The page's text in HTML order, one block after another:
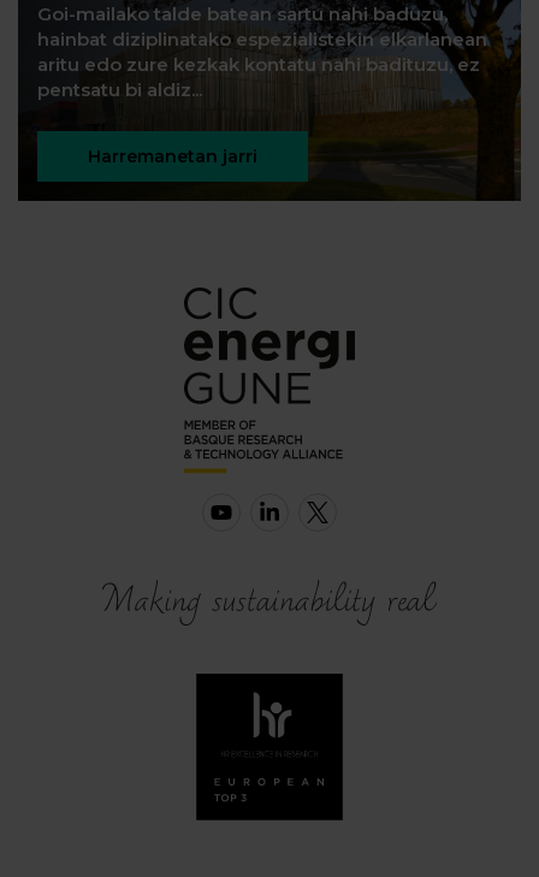
Goi-mailako talde batean sartu nahi baduzu,
hainbat diziplinatako espezialistekin elkarlanean
aritu edo zure kezkak kontatu nahi badituzu, ez
pentsatu bi aldiz...
Harremanetan jarri